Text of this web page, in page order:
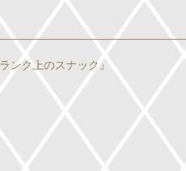
ンク上のスナック』